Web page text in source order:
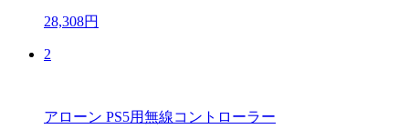
28,308円
2
アローン PS5用無線コントローラー